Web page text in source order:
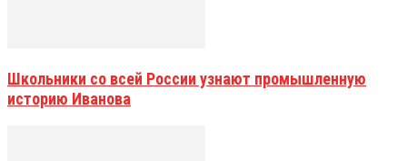
Школьники со всей России узнают промышленную
историю Иванова